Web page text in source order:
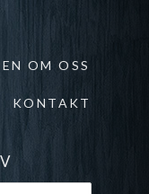
OM OSS
KONTAKT